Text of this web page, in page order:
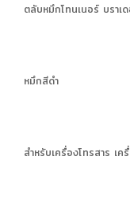
ตลับหมึกโทนเนอร์ บรา
หมึกสีดำ
สำหรับเครื่องโทรสาร เ